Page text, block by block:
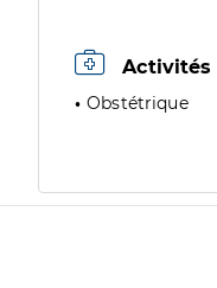
Activités
Obstétrique